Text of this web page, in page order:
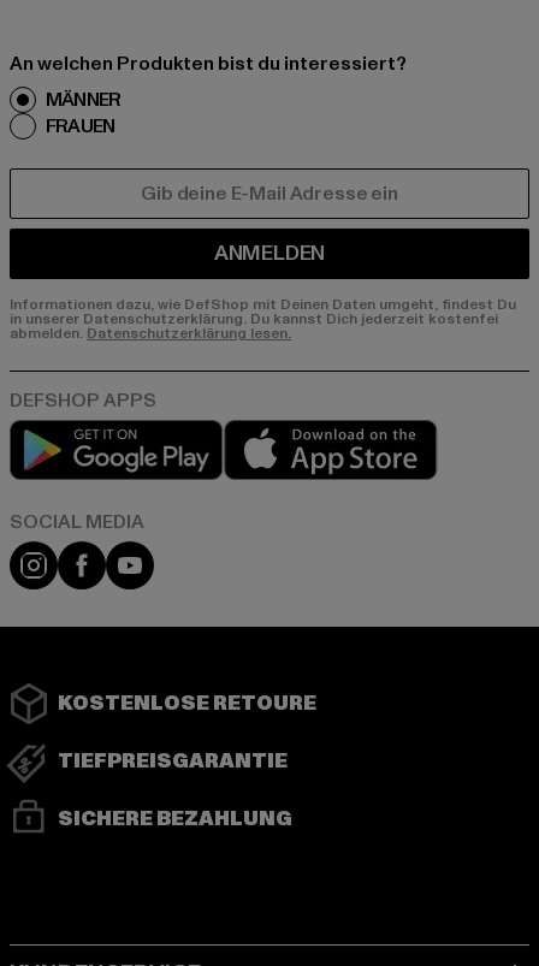
An welchen Produkten bist du interessiert?
MÄNNER
FRAUEN
ANMELDEN
Informationen dazu, wie DefShop mit Deinen Daten umgeht, findest Du
in unserer Datenschutzerklärung. Du kannst Dich jederzeit kostenfei
abmelden. Datenschutzerklärung lesen.
Play market
Instagram
FacebookYouTube
KOSTENLOSE RETOURE
TIEFPREISGARANTIE
SICHERE BEZAHLUNG